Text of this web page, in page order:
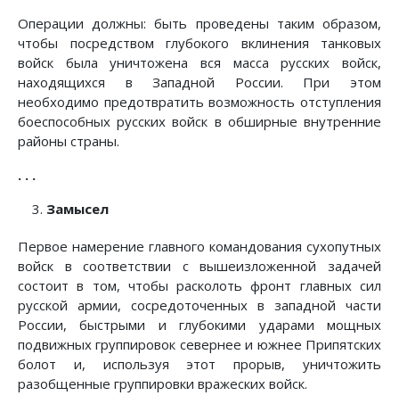
Операции должны: быть проведены таким образом,
чтобы посредством глубокого вклинения танковых
войск была уничтожена вся масса русских войск,
находящихся в Западной России. При этом
необходимо предотвратить возможность отступления
боеспособных русских войск в обширные внутренние
районы страны.
. . .
Замысел
Первое намерение главного командования сухопутных
войск в соответствии с вышеизложенной задачей
состоит в том, чтобы расколоть фронт главных сил
русской армии, сосредоточенных в западной части
России, быстрыми и глубокими ударами мощных
подвижных группировок севернее и южнее Припятских
болот и, используя этот прорыв, уничтожить
разобщенные группировки вражеских войск.